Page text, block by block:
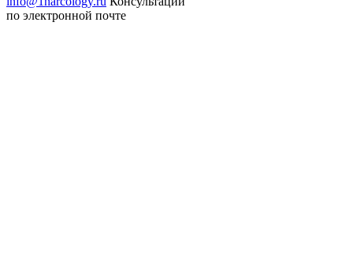
по электронной почте